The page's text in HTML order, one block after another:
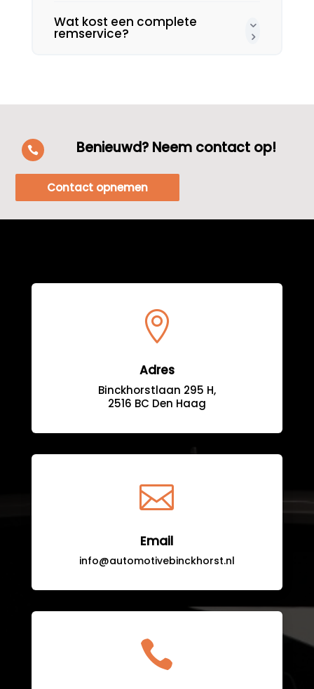
Wat kost een complete
remservice?
 Benieuwd? Neem contact op!
Contact opnemen

Adres
Binckhorstlaan 295 H,
2516 BC Den Haag

Email
info@automotivebinckhorst.nl
